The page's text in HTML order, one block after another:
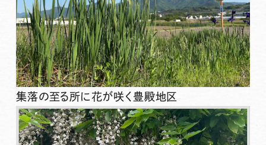
集落の至る所に花が咲く豊殿地区